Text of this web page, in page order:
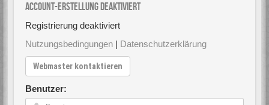
Account-Erstellung deaktiviert
Registrierung deaktiviert
Nutzungsbedingungen | Datenschutzerklärung
Webmaster kontaktieren
Benutzer: